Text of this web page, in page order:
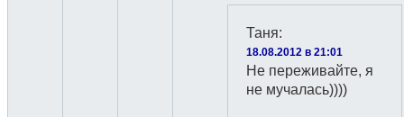
Таня:
18.08.2012 в 21:01
Не переживайте, я
не мучалась))))